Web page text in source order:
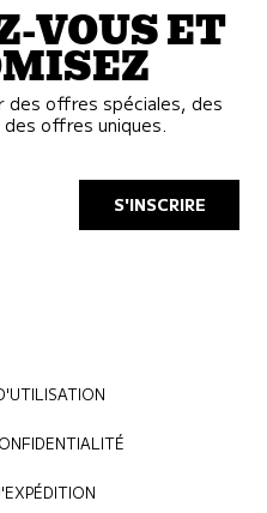
VOUS ET
des offres spéciales, des
offres uniques.
S'INSCRIRE